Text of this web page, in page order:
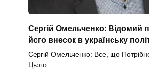
Сергій Омельченко: Відомий
його внесок в українську
Сергій Омельченко: Все, що
Цього